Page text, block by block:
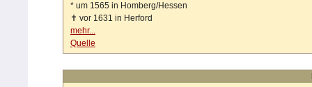
* um 1565 in Homberg/Hessen
✝ vor 1631 in Herford
mehr...
Quelle